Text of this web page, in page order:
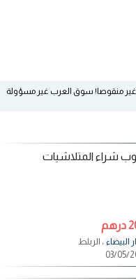
غير منقوصا! سوق العرب غير مسؤولة
شراء المتلاشيات
البيضاء ، الربلط